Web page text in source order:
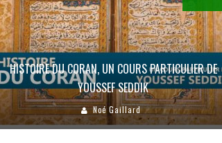
HISTOIRE DU CORAN, UN COURS PARTICULIER DE
YOUSSEF SEDDIK
Noé Gaillard